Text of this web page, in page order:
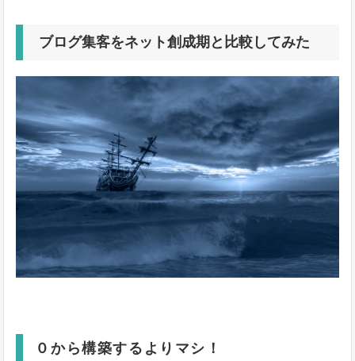
ブログ集客をネット創成期と比較してみた
０から構築するよりマシ！